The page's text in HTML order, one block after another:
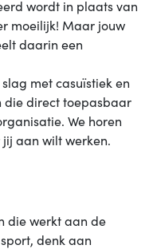
wordt in plaats van
moeilijk! Maar jouw
daarin een
met casuïstiek en
die direct toepasbaar
We horen
aan wilt werken.
die werkt aan de
denk aan